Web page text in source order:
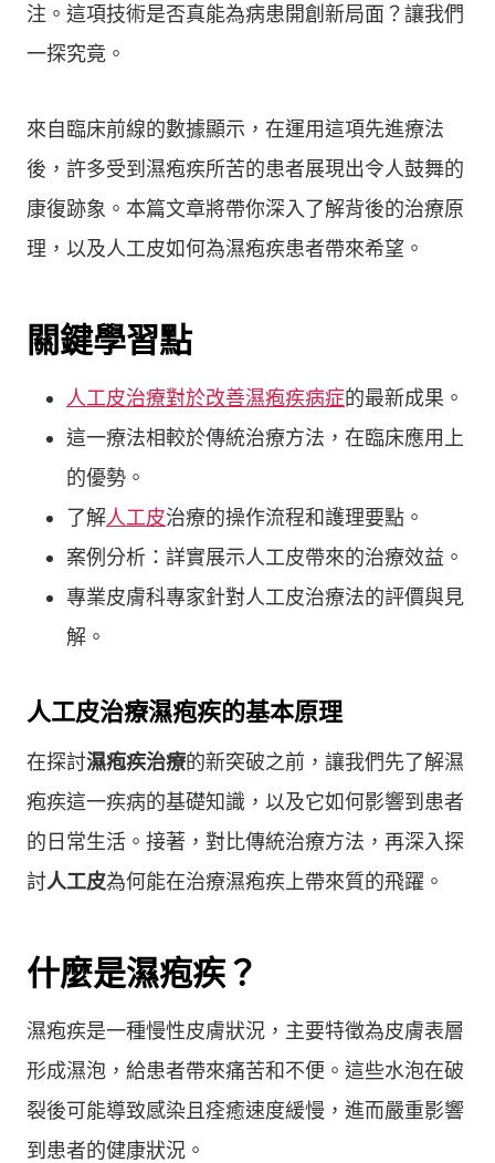
注。這項技術是否真能為病患開創新局面？讓我們
一探究竟。
來自臨床前線的數據顯示，在運用這項先進療法
後，許多受到濕疱疾所苦的患者展現出令人鼓舞的
康復跡象。本篇文章將帶你深入了解背後的治療原
理，以及人工皮如何為濕疱疾患者帶來希望。
關鍵學習點
人工皮治療對於改善濕疱疾病症的最新成果。
這一療法相較於傳統治療方法，在臨床應用上
的優勢。
了解人工皮治療的操作流程和護理要點。
案例分析：詳實展示人工皮帶來的治療效益。
專業皮膚科專家針對人工皮治療法的評價與見
解。
人工皮治療濕疱疾的基本原理
在探討濕疱疾治療的新突破之前，讓我們先了解濕
疱疾這一疾病的基礎知識，以及它如何影響到患者
的日常生活。接著，對比傳統治療方法，再深入探
討人工皮為何能在治療濕疱疾上帶來質的飛躍。
什麼是濕疱疾？
濕疱疾是一種慢性皮膚狀況，主要特徵為皮膚表層
形成濕泡，給患者帶來痛苦和不便。這些水泡在破
裂後可能導致感染且痊癒速度緩慢，進而嚴重影響
到患者的健康狀況。